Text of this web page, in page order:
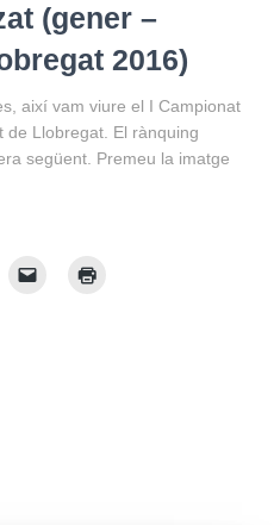
(gener –
2016)
així vam viure el I Campionat
de Llobregat. El rànquing
següent. Premeu la imatge